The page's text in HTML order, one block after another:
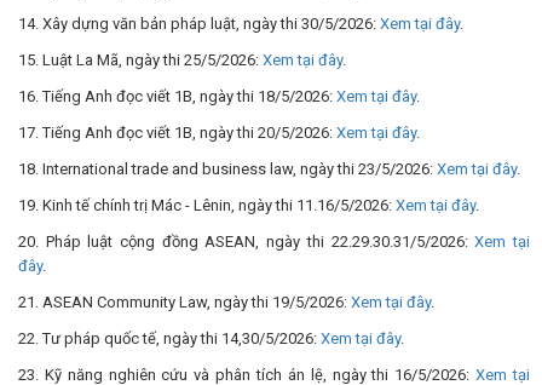
14. Xây dựng văn bản pháp luật, ngày thi 30/5/2026: Xem tại đây.
15. Luật La Mã, ngày thi 25/5/2026: Xem tại đây.
16. Tiếng Anh đọc viết 1B, ngày thi 18/5/2026: Xem tại đây.
17. Tiếng Anh đọc viết 1B, ngày thi 20/5/2026: Xem tại đây.
18. International trade and business law, ngày thi 23/5/2026: Xem tại đây.
19. Kinh tế chính trị Mác - Lênin, ngày thi 11.16/5/2026: Xem tại đây.
20. Pháp luật cộng đồng ASEAN, ngày thi 22.29.30.31/5/2026:Xem tại
đây.
21. ASEAN Community Law, ngày thi 19/5/2026: Xem tại đây.
22. Tư pháp quốc tế, ngày thi 14,30/5/2026: Xem tại đây.
23. Kỹ năng nghiên cứu và phân tích án lệ, ngày thi 16/5/2026:Xem tại